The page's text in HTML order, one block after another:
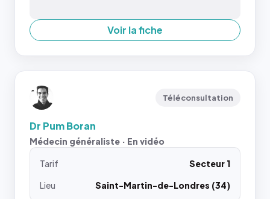
Voir la fiche
Téléconsultation
Dr Pum Boran
Médecin généraliste · En vidéo
Tarif
Secteur 1
Lieu
Saint-Martin-de-Londres (34)